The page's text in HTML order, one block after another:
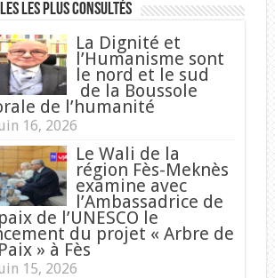
les plus consultés
La Dignité et
l’Humanisme sont
le nord et le sud
de la Boussole
de l’humanité
16, 2026
Le Wali de la
région Fès-Meknès
examine avec
l’Ambassadrice de
de l’UNESCO le
du projet « Arbre de
» à Fès
15, 2026